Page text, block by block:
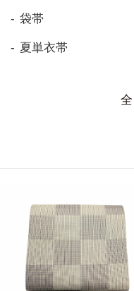
袋帯
夏単衣帯
全